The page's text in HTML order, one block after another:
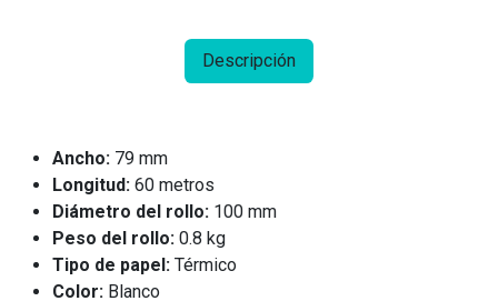
Descripción
Ancho: 79 mm
Longitud: 60 metros
Diámetro del rollo: 100 mm
Peso del rollo: 0.8 kg
Tipo de papel: Térmico
Color: Blanco